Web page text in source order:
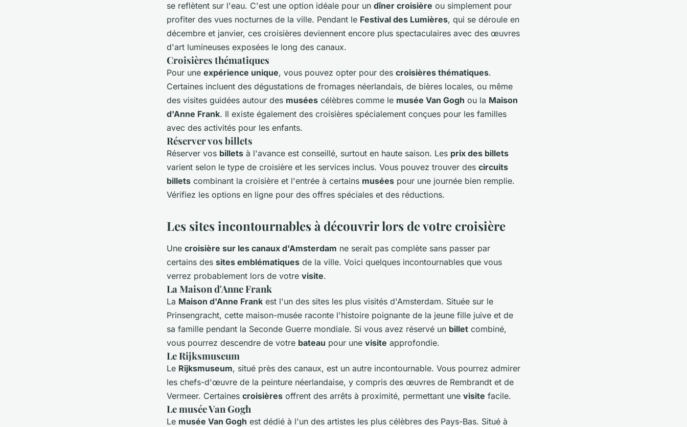
se reflètent sur l'eau. C'est une option idéale pour un dîner croisière ou simplement pour
profiter des vues nocturnes de la ville. Pendant le Festival des Lumières, qui se déroule en
décembre et janvier, ces croisières deviennent encore plus spectaculaires avec des œuvres
d'art lumineuses exposées le long des canaux.
Croisières thématiques
Pour une expérience unique, vous pouvez opter pour des croisières thématiques.
Certaines incluent des dégustations de fromages néerlandais, de bières locales, ou même
des visites guidées autour des musées célèbres comme le musée Van Gogh ou la Maison
d'Anne Frank. Il existe également des croisières spécialement conçues pour les familles
avec des activités pour les enfants.
Réserver vos billets
Réserver vos billets à l'avance est conseillé, surtout en haute saison. Les prix des billets
varient selon le type de croisière et les services inclus. Vous pouvez trouver des circuits
billets combinant la croisière et l'entrée à certains musées pour une journée bien remplie.
Vérifiez les options en ligne pour des offres spéciales et des réductions.
Les sites incontournables à découvrir lors de votre croisière
Une croisière sur les canaux d'Amsterdam ne serait pas complète sans passer par
certains des sites emblématiques de la ville. Voici quelques incontournables que vous
verrez probablement lors de votre visite.
La Maison d'Anne Frank
La Maison d'Anne Frank est l'un des sites les plus visités d'Amsterdam. Située sur le
Prinsengracht, cette maison-musée raconte l'histoire poignante de la jeune fille juive et de
sa famille pendant la Seconde Guerre mondiale. Si vous avez réservé un billet combiné,
vous pourrez descendre de votre bateau pour une visite approfondie.
Le Rijksmuseum
Le Rijksmuseum, situé près des canaux, est un autre incontournable. Vous pourrez admirer
les chefs-d'œuvre de la peinture néerlandaise, y compris des œuvres de Rembrandt et de
Vermeer. Certaines croisières offrent des arrêts à proximité, permettant une visite facile.
Le musée Van Gogh
Le musée Van Gogh est dédié à l'un des artistes les plus célèbres des Pays-Bas. Situé à